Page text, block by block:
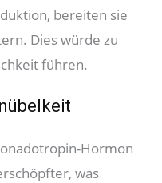
bereiten sie
Dies würde zu
führen.
Hormon
was